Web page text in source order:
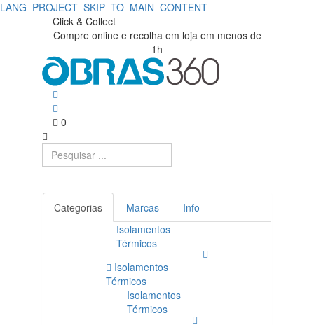
LANG_PROJECT_SKIP_TO_MAIN_CONTENT
Click & Collect
Compre online e recolha em loja em menos de
1h
0
Categorias Marcas
Info
Isolamentos
Térmicos
Isolamentos
Térmicos
Isolamentos
Térmicos